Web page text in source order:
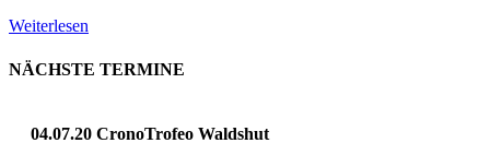
Weiterlesen
NÄCHSTE TERMINE
04.07.20 CronoTrofeo Waldshut